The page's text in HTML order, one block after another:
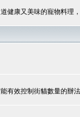
健康又美味的寵物料理
有效控制街貓數量的辦